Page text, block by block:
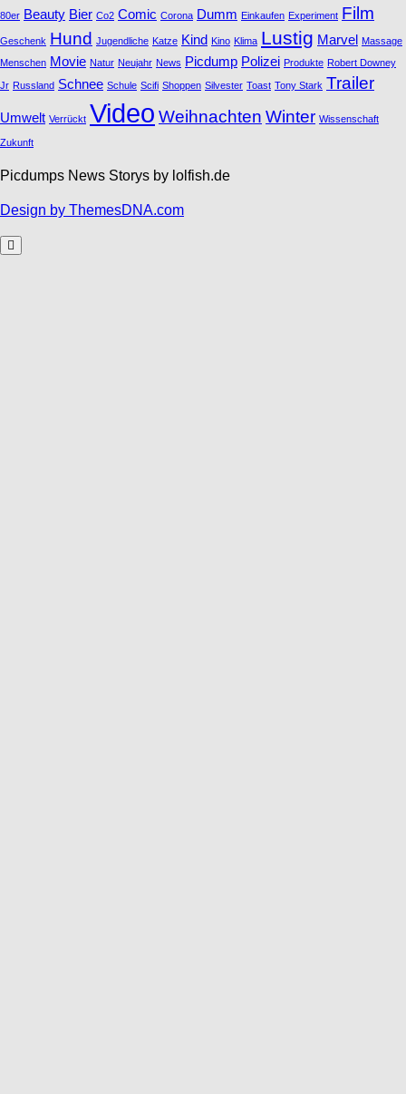
80er Beauty Bier Co2 Comic Corona Dumm Einkaufen Experiment Film
Geschenk Hund Jugendliche Katze Kind Kino Klima Lustig Marvel Massage
Menschen Movie Natur Neujahr News Picdump Polizei Produkte Robert Downey
Jr Russland Schnee Schule Scifi Shoppen Silvester Toast Tony Stark Trailer
Umwelt Verrückt Video Weihnachten Winter Wissenschaft
Zukunft
Picdumps News Storys by lolfish.de
Design by ThemesDNA.com